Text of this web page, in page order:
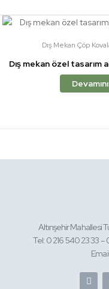
Dış Mekan Çöp
Dış mekan özel
Altınşehir Mahallesi
Tel: 0 216 540 23 33 –